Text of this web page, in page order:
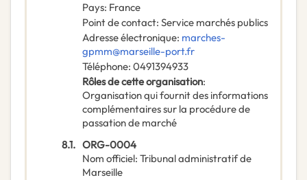
Pays: France
Point de contact: Service marchés publics
Adresse électronique: marches-
gpmm@marseille-port.fr
Téléphone: 0491394933
Rôles de cette organisation:
Organisation qui fournit des informations
complémentaires sur la procédure de
passation de marché
8.1. ORG-0004
Nom officiel: Tribunal administratif de
Marseille